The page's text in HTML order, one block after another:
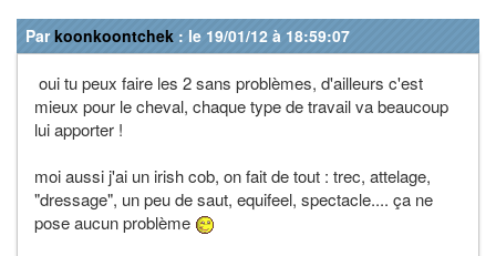
Parkoonkoontchek : le 19/01/12 à 18:59:07
oui tu peux faire les 2 sans problèmes, d'ailleurs c'est
mieux pour le cheval, chaque type de travail va beaucoup
lui apporter !
moi aussi j'ai un irish cob, on fait de tout : trec, attelage,
"dressage", un peu de saut, equifeel, spectacle.... ça ne
pose aucun problème